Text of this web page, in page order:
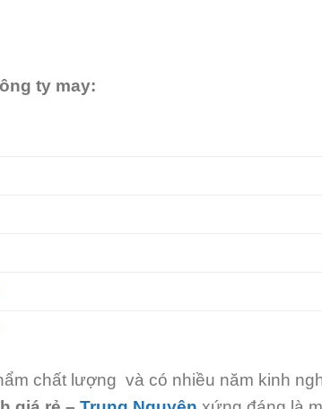
ty may:
chất lượng và có nhiều năm kinh